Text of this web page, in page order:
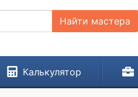
Найти мастера
Калькулятор